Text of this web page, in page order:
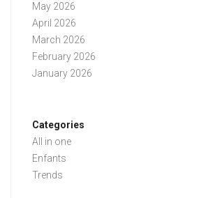
May 2026
April 2026
March 2026
February 2026
January 2026
Categories
All in one
Enfants
Trends